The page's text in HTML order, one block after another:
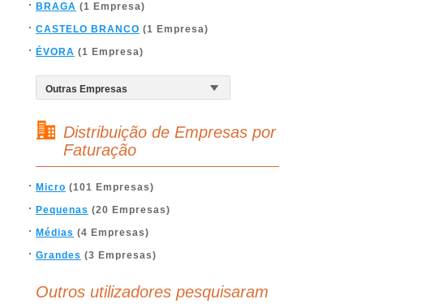
BRAGA (1 Empresa)
CASTELO BRANCO (1 Empresa)
ÉVORA (1 Empresa)
Distribuição de Empresas por
Faturação
Micro (101 Empresas)
Pequenas (20 Empresas)
Médias (4 Empresas)
Grandes (3 Empresas)
Outros utilizadores pesquisaram